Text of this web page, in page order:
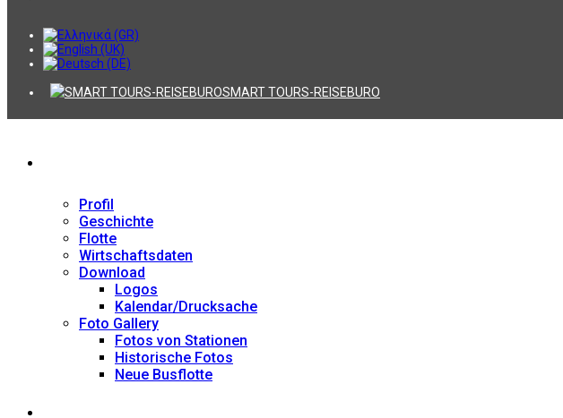
SMART TOURS-REISEBURO
Profil
Geschichte
Flotte
Wirtschaftsdaten
Download
Logos
Kalendar/Drucksache
Foto Gallery
Fotos von Stationen
Historische Fotos
Neue Busflotte